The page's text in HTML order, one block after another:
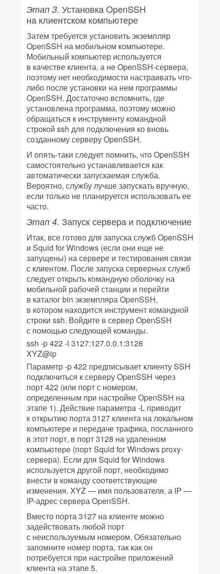
Этап 3. Установка OpenSSH
на клиентском компьютере
Затем требуется установить экземпляр
OpenSSH на мобильном компьютере.
Мобильный компьютер используется
в качестве клиента, а не OpenSSH-сервера,
поэтому нет необходимости настраивать что-
либо после установки на нем программы
OpenSSH. Достаточно вспомнить, где
установлена программа, поэтому можно
обращаться к инструменту командной
строкой ssh для подключения ко вновь
созданному серверу OpenSSH.
И опять-таки следует помнить, что OpenSSH
самостоятельно устанавливается как
автоматически запускаемая служба.
Вероятно, службу лучше запускать вручную,
если только не планируется использовать ее
часто.
Этап 4. Запуск сервера и подключение
Итак, все готово для запуска служб OpenSSH
и Squid for Windows (если они еще не
запущены) на сервере и тестирования связи
с клиентом. После запуска серверных служб
следует открыть командную оболочку на
мобильной рабочей станции и перейти
в каталог bin экземпляра OpenSSH,
в котором находится инструмент командной
строки ssh. Войдите в сервер OpenSSH
с помощью следующей команды.
ssh -p 422 -l 3127:127.0.0.1:3128
XYZ@ip
Параметр -p 422 предписывает клиенту SSH
подключиться к серверу OpenSSH через
порт 422 (или порт с номером,
определенным при настройке OpenSSH на
этапе 1). Действие параметра -L приводит
к открытию порта 3127 клиента на локальном
компьютере и передаче трафика, посланного
в этот порт, в порт 3128 на удаленном
компьютере (порт Squid for Windows proxy-
сервера). Если для Squid for Windows
используется другой порт, необходимо
внести в команду соответствующие
изменения. XYZ — имя пользователя, а IP —
IP-адрес сервера OpenSSH.
Вместо порта 3127 на клиенте можно
задействовать любой порт
с неиспользуемым номером. Обязательно
запомните номер порта, так как он
потребуется при настройке приложений
клиента на этапе 5.